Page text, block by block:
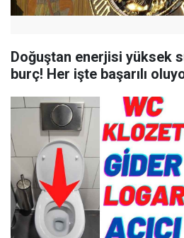
Doğuştan enerjisi yüksek
burç! Her işte başarılı